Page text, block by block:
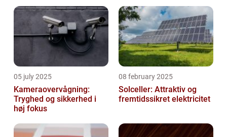
05 july 2025
Kameraovervågning:
Tryghed og sikkerhed i
høj fokus
08 february 2025
Solceller: Attraktiv og
fremtidssikret elektricitet